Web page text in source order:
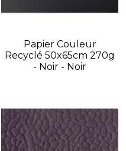
Papier Couleur
Recyclé 50x65cm 270g
- Noir - Noir